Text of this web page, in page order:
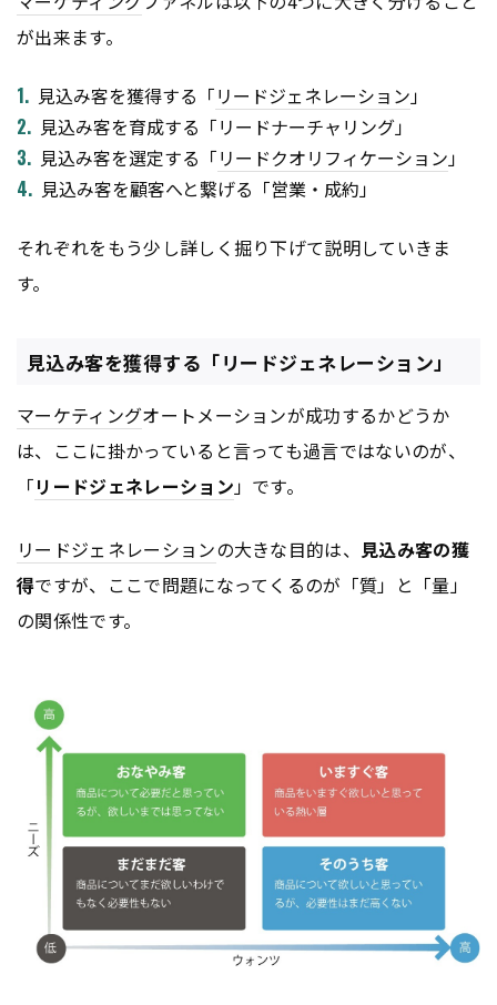
が出来ます。
見込み客を獲得する「リードジェネレーション」
見込み客を育成する「リードナーチャリング」
見込み客を選定する「リードクオリフィケーション」
見込み客を顧客へと繋げる「営業・成約」
それぞれをもう少し詳しく掘り下げて説明していきま
す。
見込み客を獲得する「リードジェネレーション」
マーケティングオートメーションが成功するかどうか
は、ここに掛かっていると言っても過言ではないのが、
「リードジェネレーション」です。
リードジェネレーションの大きな目的は、 見込み客の獲
得ですが、ここで問題になってくるのが「質」と「量」
の関係性です。